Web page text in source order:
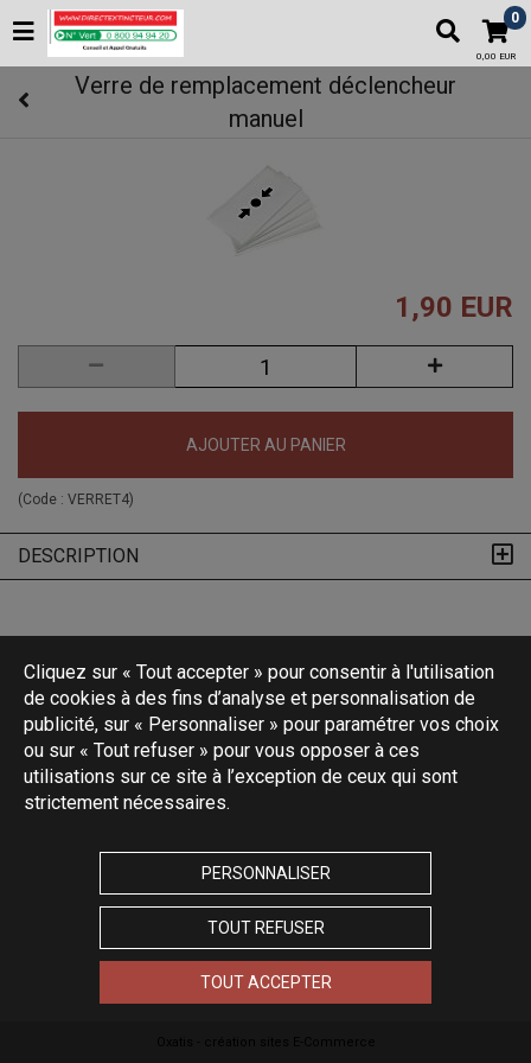
0
0,00 EUR
Verre de remplacement déclencheur
manuel
1,90 EUR
AJOUTER AU PANIER
(Code : VERRET4)
DESCRIPTION
Cliquez sur « Tout accepter » pour consentir à l'utilisation
de cookies à des fins d’analyse et personnalisation de
publicité, sur « Personnaliser » pour paramétrer vos choix
ou sur « Tout refuser » pour vous opposer à ces
utilisations sur ce site à l’exception de ceux qui sont
strictement nécessaires.
PERSONNALISER
TOUT REFUSER
TOUT ACCEPTER